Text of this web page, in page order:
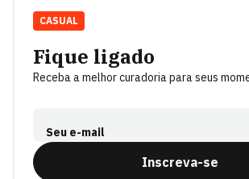
Fique ligado
Receba a melhor curadoria para seus
Seu e-mail
Inscreva-se
CASUAL